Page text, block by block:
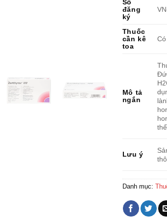
Số
đăng
ký
Thuốc
cần kê
toa
Có
Mô tả
ngắn
Lưu ý
Danh mục: